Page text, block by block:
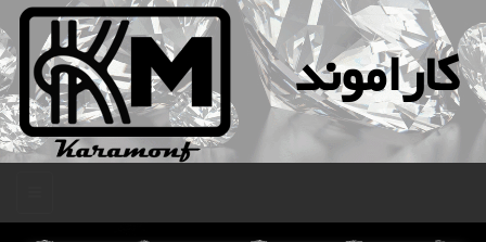
كاراموند